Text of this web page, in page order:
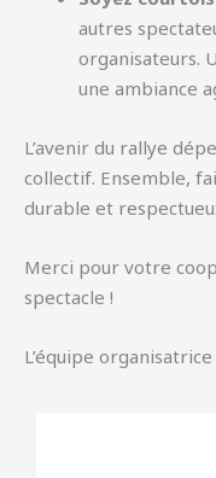
autres
organisateurs.
une ambiance
L’avenir du rallye
collectif. Ensemble,
durable et
Merci pour votre
spectacle !
L’équipe